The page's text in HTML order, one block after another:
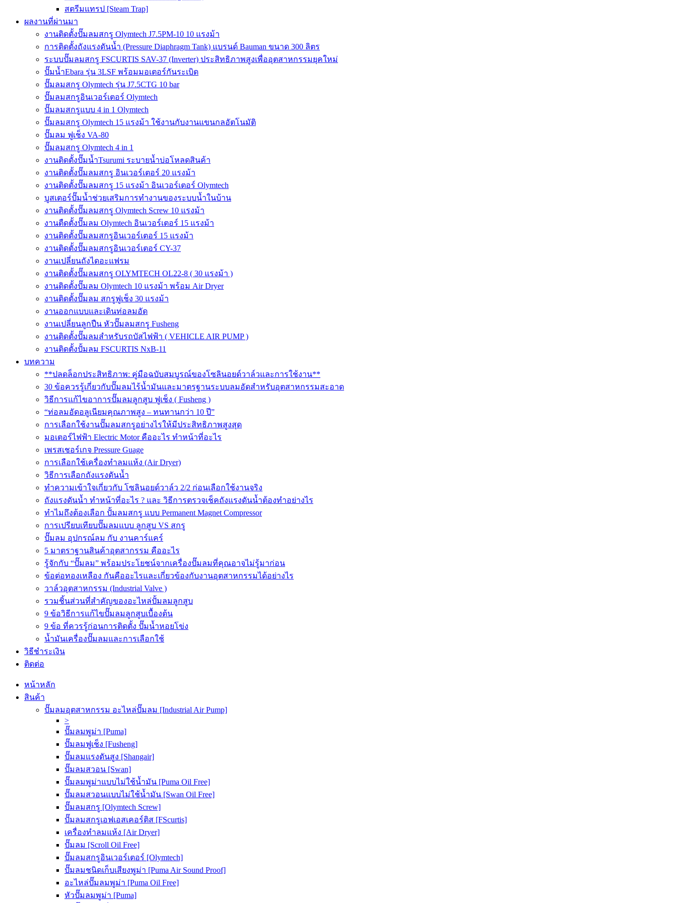
สตรีมแทรป [Steam Trap]
ผลงานที่ผ่านมา
งานติดตั้งปั๊มลมสกรู Olymtech J7.5PM-10 10 แรงม้า
การติดตั้งถังแรงดันน้ำ (Pressure Diaphragm Tank) แบรนด์ Bauman ขนาด 300 ลิตร
ระบบปั๊มลมสกรู FSCURTIS SAV-37 (Inverter) ประสิทธิภาพสูงเพื่ออุตสาหกรรมยุคใหม่
ปั๊มน้ำEbara รุ่น 3LSF พร้อมมอเตอร์กันระเบิด
ปั๊มลมสกรู Olymtech รุ่น J7.5CTG 10 bar
ปั๊มลมสกรูอินเวอร์เตอร์ Olymtech
ปั๊มลมสกรูแบบ 4 in 1 Olymtech
ปั๊มลมสกรู Olymtech 15 แรงม้า ใช้งานกับงานแขนกลอัตโนมัติ
ปั๊มลม ฟูเช็ง VA-80
ปั๊มลมสกรู Olymtech 4 in 1
งานติดตั้งปั๊มน้ำTsurumi ระบายน้ำบ่อโหลดสินค้า
งานติดตั้งปั๊มลมสกรู อินเวอร์เตอร์ 20 แรงม้า
งานติดตั้งปั๊มลมสกรู 15 แรงม้า อินเวอร์เตอร์ Olymtech
บูสเตอร์ปั๊มน้ำช่วยเสริมการทำงานของระบบน้ำในบ้าน
งานติดตั้งปั๊มลมสกรู Olymtech Screw 10 แรงม้า
งานตืดตั้งปั๊มลม Olymtech อินเวอร์เตอร์ 15 แรงม้า
งานติดตั้งปั๊มลมสกรูอินเวอร์เตอร์ 15 แรงม้า
งานติดตั้งปั๊มลมสกรูอินเวอร์เตอร์ CY-37
งานเปลี่ยนถังไดอะแฟรม
งานติดตั้งปั๊มลมสกรู OLYMTECH OL22-8 ( 30 แรงม้า )
งานติดตั้งปั๊มลม Olymtech 10 แรงม้า พร้อม Air Dryer
งานติดตั้งปั๊มลม สกรูฟูเช็ง 30 แรงม้า
งานออกแบบและเดินท่อลมอัด
งานเปลี่ยนลูกปืน หัวปั๊มลมสกรู Fusheng
งานติดตั้งปั๊มลมสำหรับรถบัสไฟฟ้า ( VEHICLE AIR PUMP )
งานติดตั้งปั้มลม FSCURTIS NxB-11
บทความ
**ปลดล็อกประสิทธิภาพ: คู่มือฉบับสมบูรณ์ของโซลินอยด์วาล์วและการใช้งาน**
30 ข้อควรรู้เกี่ยวกับปั๊มลมไร้น้ำมันและมาตรฐานระบบลมอัดสำหรับอุตสาหกรรมสะอาด
วิธีการแก้ไขอาการปั๊มลมลูกสูบ ฟูเช็ง ( Fusheng )
“ท่อลมอัดอลูเนียมคุณภาพสูง – ทนทานกว่า 10 ปี”
การเลือกใช้งานปั๊มลมสกรูอย่างไรให้มีประสิทธิภาพสูงสุด
มอเตอร์ไฟฟ้า Electric Motor คืออะไร ทำหน้าที่อะไร
เพรสเชอร์เกจ Pressure Guage
การเลือกใช้เครื่องทำลมแห้ง (Air Dryer)
วิธีการเลือกถังแรงดันน้ำ
ทำความเข้าใจเกี่ยวกับ โซลินอยด์วาล์ว 2/2 ก่อนเลือกใช้งานจริง
ถังแรงดันน้ำ ทำหน้าที่อะไร ? และ วิธีการตรวจเช็คถังแรงดันน้ำต้องทำอย่างไร
ทำไมถึงต้องเลือก ปั้มลมสกรู แบบ Permanent Magnet Compressor
การเปรียบเทียบปั๊มลมแบบ ลูกสูบ VS สกรู
ปั๊มลม อุปกรณ์ลม กับ งานคาร์แคร์
5 มาตราฐานสินค้าอุตสากรรม คืออะไร
รู้จักกับ “ปั๊มลม” พร้อมประโยชน์จากเครื่องปั๊มลมที่คุณอาจไม่รู้มาก่อน
ข้อต่อทองเหลือง กันคืออะไรและเกี่ยวข้องกับงานอุตสาหกรรมได้อย่างไร
วาล์วอุตสาหกรรม (Industrial Valve )
รวมชิ้นส่วนที่สำคัญของอะไหล่ปั้มลมลูกสูบ
9 ข้อวิธีการแก้ไขปั๊มลมลูกสูบเบื้องต้น
9 ข้อ ที่ควรรู้ก่อนการติดตั้ง ปั๊มน้ำหอยโข่ง
น้ำมันเครื่องปั๊มลมและการเลือกใช้
วิธีชำระเงิน
ติดต่อ
หน้าหลัก
สินค้า
ปั๊มลมอุตสาหกรรม อะไหล่ปั๊มลม [Industrial Air Pump]
>
ปั๊มลมพูม่า [Puma]
ปั๊มลมฟูเช็ง [Fusheng]
ปั๊มลมแรงดันสูง [Shangair]
ปั๊มลมสวอน [Swan]
ปั๊มลมพูม่าแบบไม่ใช้น้ำมัน [Puma Oil Free]
ปั๊มลมสวอนแบบไม่ใช้น้ำมัน [Swan Oil Free]
ปั๊มลมสกรู [Olymtech Screw]
ปั๊มลมสกรูเอฟเอสเคอร์ติส [FScurtis]
เครื่องทำลมแห้ง [Air Dryer]
ปั๊มลม [Scroll Oil Free]
ปั๊มลมสกรูอินเวอร์เตอร์ [Olymtech]
ปั๊มลมชนิดเก็บเสียงพูม่า [Puma Air Sound Proof]
อะไหล่ปั๊มลมพูม่า [Puma Oil Free]
หัวปั๊มลมพูม่า [Puma]